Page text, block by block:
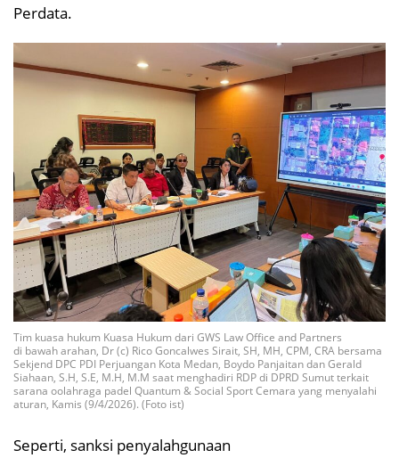
Perdata.
Tim kuasa hukum Kuasa Hukum dari GWS Law Office and Partners
di bawah arahan, Dr (c) Rico Goncalwes Sirait, SH, MH, CPM, CRA bersama
Sekjend DPC PDI Perjuangan Kota Medan, Boydo Panjaitan dan Gerald
Siahaan, S.H, S.E, M.H, M.M saat menghadiri RDP di DPRD Sumut terkait
sarana oolahraga padel Quantum & Social Sport Cemara yang menyalahi
aturan, Kamis (9/4/2026). (Foto ist)
Seperti, sanksi penyalahgunaan